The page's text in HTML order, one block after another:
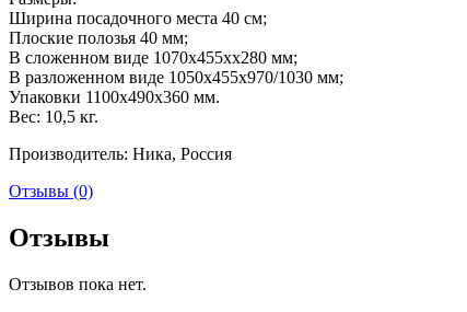
Ширина посадочного места 40 см;
Плоские полозья 40 мм;
В сложенном виде 1070х455хх280 мм;
В разложенном виде 1050х455х970/1030 мм;
Упаковки 1100х490х360 мм.
Вес: 10,5 кг.
Производитель: Ника, Россия
Отзывы (0)
Отзывы
Отзывов пока нет.